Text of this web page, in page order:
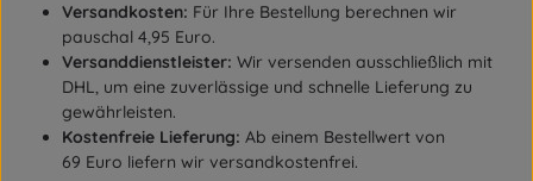
Versandkosten: Für Ihre Bestellung berechnen wir
pauschal 4,95 Euro.
Versanddienstleister: Wir versenden ausschließlich mit
DHL, um eine zuverlässige und schnelle Lieferung zu
gewährleisten.
Kostenfreie Lieferung: Ab einem Bestellwert von
69 Euro liefern wir versandkostenfrei.